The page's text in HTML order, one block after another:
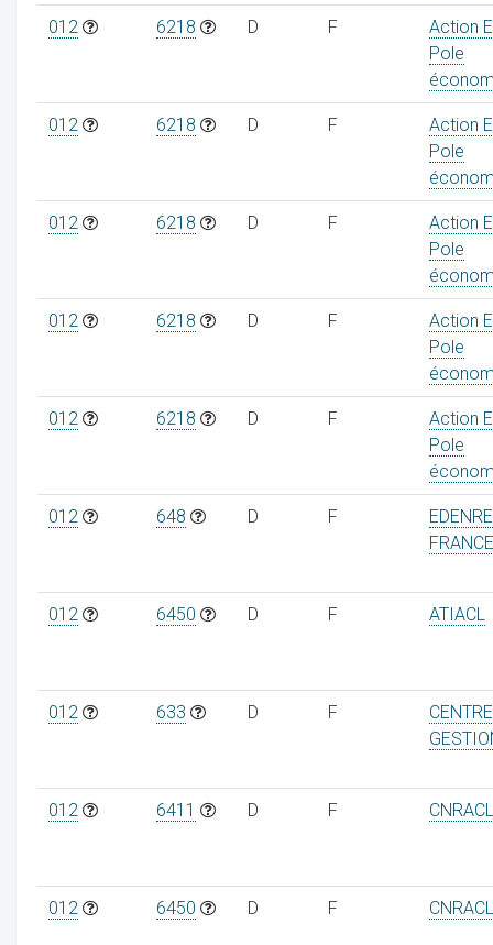
012 6218 D F
Action
Pole
012 6218 D F
Action
Pole
012 6218 D F
Action
Pole
012 6218 D F
Action
Pole
012 6218 D F
Action
Pole
012 648 D F
FRANCE
012 6450 D F ATIACL
012 633 D F
012 6411 D F CNRACL
012 6450 D F CNRACL